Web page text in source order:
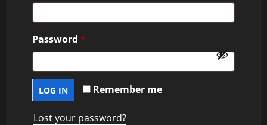
Password *
Remember me
LOG IN
Lost your password?